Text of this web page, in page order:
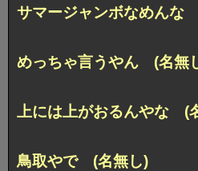
サマージャンボなめんな
めっちゃ言うやん (名無
上には上がおるんやな (
鳥取やで (名無し)